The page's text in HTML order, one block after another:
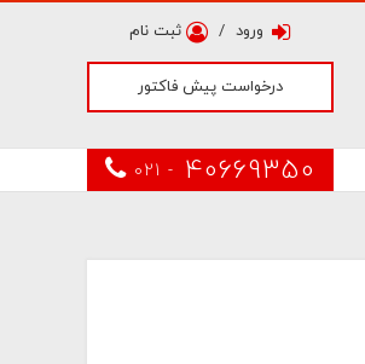
ورود / ثبت نام
درخواست پیش فاکتور
021 - 40669350